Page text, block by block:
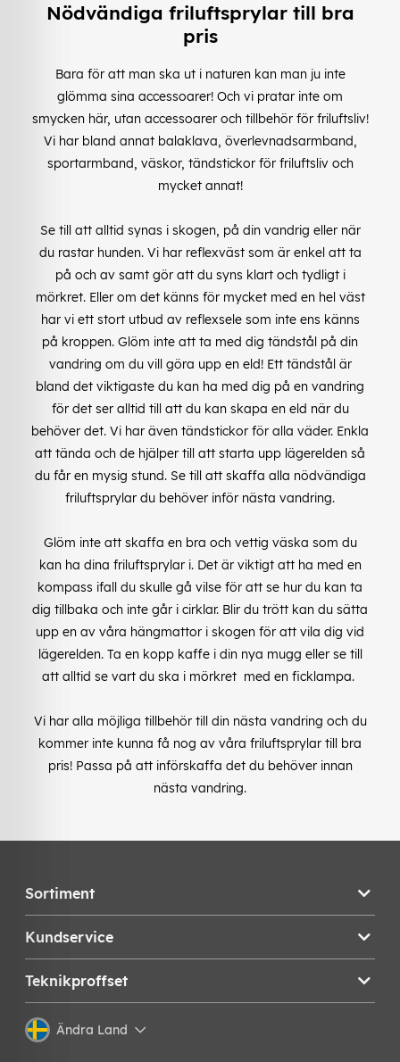
Nödvändiga friluftsprylar till bra
pris
Bara för att man ska ut i naturen kan man ju inte
glömma sina accessoarer! Och vi pratar inte om
smycken här, utan accessoarer och tillbehör för friluftsliv!
Vi har bland annat balaklava, överlevnadsarmband,
sportarmband, väskor, tändstickor för friluftsliv och
mycket annat!
Se till att alltid synas i skogen, på din vandrig eller när
du rastar hunden. Vi har reflexväst som är enkel att ta
på och av samt gör att du syns klart och tydligt i
mörkret. Eller om det känns för mycket med en hel väst
har vi ett stort utbud av reflexsele som inte ens känns
på kroppen. Glöm inte att ta med dig tändstål på din
vandring om du vill göra upp en eld! Ett tändstål är
bland det viktigaste du kan ha med dig på en vandring
för det ser alltid till att du kan skapa en eld när du
behöver det. Vi har även tändstickor för alla väder. Enkla
att tända och de hjälper till att starta upp lägerelden så
du får en mysig stund. Se till att skaffa alla nödvändiga
friluftsprylar du behöver inför nästa vandring.
Glöm inte att skaffa en bra och vettig väska som du
kan ha dina friluftsprylar i. Det är viktigt att ha med en
kompass ifall du skulle gå vilse för att se hur du kan ta
dig tillbaka och inte går i cirklar. Blir du trött kan du sätta
upp en av våra hängmattor i skogen för att vila dig vid
lägerelden. Ta en kopp kaffe i din nya mugg eller se till
att alltid se vart du ska i mörkret med en ficklampa.
Vi har alla möjliga tillbehör till din nästa vandring och du
kommer inte kunna få nog av våra friluftsprylar till bra
pris! Passa på att införskaffa det du behöver innan
nästa vandring.
Sortiment
Kundservice
Teknikproffset
Ändra Land